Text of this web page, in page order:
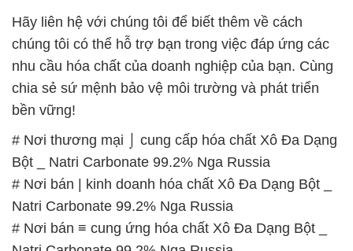
Natri Carbonate 99.2% Nga Russia
# Nơi bán ≡ cung ứng hóa chất Xô Đa Dạng Bột _
Natri Carbonate 99.2% Nga Russia
# Nơi chuyên cung cấp φ phân phối hóa chất Xô Đa
Dạng Bột _ Natri Carbonate 99.2% Nga Russia
# Nơi bán Ω thương mại hóa chất Xô Đa Dạng Bột
_ Natri Carbonate 99.2% Nga Russia
# Địa chỉ cung cấp → thương mại hóa chất Xô Đa
Dạng Bột _ Natri Carbonate 99.2% Nga Russia
# Địa chỉ chuyên bán × cung ứng hóa chất Xô Đa
Dạng Bột _ Natri Carbonate 99.2% Nga Russia